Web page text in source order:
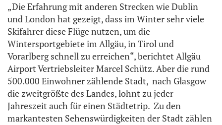
„Die Erfahrung mit anderen Strecken wie Dublin
und London hat gezeigt, dass im Winter sehr viele
Skifahrer diese Flüge nutzen, um die
Wintersportgebiete im Allgäu, in Tirol und
Vorarlberg schnell zu erreichen“, berichtet Allgäu
Airport Vertriebsleiter Marcel Schütz. Aber die rund
500.000 Einwohner zählende Stadt, nach Glasgow
die zweitgrößte des Landes, lohnt zu jeder
Jahreszeit auch für einen Städtetrip. Zu den
markantesten Sehenswürdigkeiten der Stadt zählen